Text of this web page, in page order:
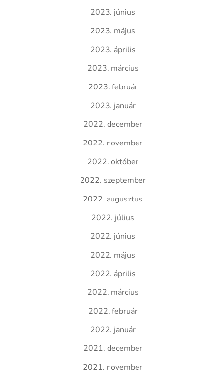
2023. június
2023. május
2023. április
2023. március
2023. február
2023. január
2022. december
2022. november
2022. október
2022. szeptember
2022. augusztus
2022. július
2022. június
2022. május
2022. április
2022. március
2022. február
2022. január
2021. december
2021. november